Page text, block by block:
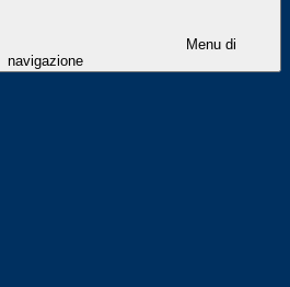
Menu di
navigazione